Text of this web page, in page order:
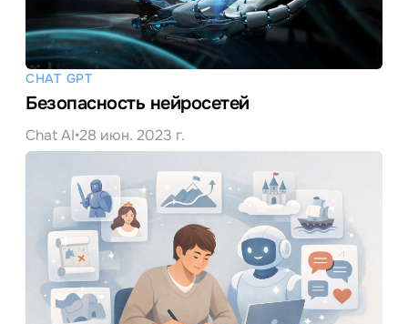
CHAT GPT
Безопасность нейросетей
Chat AI•28 июн. 2023 г.